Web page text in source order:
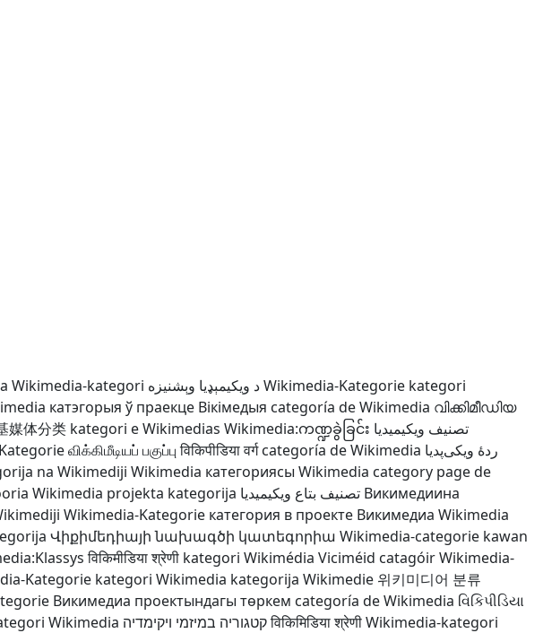
Wikimedia-kategori د ويکيمېډيا وېشنيزهWikimedia-Kategorie kategori
катэгорыя ў праекце Вікімедыя categoría de Wikimedia വിക്കിമീഡിയ
媒体分类 kategori e Wikimedias Wikimedia:ကဏ္ဍခွဲခြင်း تصنيف ويكيميديا
விக்கிமீடியப் பகுப்பு विकिपीडिया वर्ग categoría de Wikimedia ردهٔ ویکی‌پدیا
na Wikimediji Wikimedia категориясы Wikimedia category page de
Wikimedia projekta kategorija تصنيف بتاع ويكيميديا Викимедиина
Wikimedia-Kategorie категория в проекте Викимедиа Wikimedia
Վիքիմեդիայի նախագծի կատեգորիա Wikimedia-categorie kawan
विकिमीडिया श्रेणी kategori Wikimédia Viciméid catagóirWikimedia-
Kategorie kategori Wikimedia kategorija Wikimedie 위키미디어 분류
Викимедиа проектындагы төркем categoría de Wikimedia વિકિપીડિયા
Wikimedia קטגוריה במיזמי ויקימדיהविकिमिडिया श्रेणीWikimedia-kategori